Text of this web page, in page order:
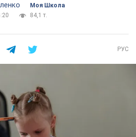
Моя Школа
84,1 т.
РУС